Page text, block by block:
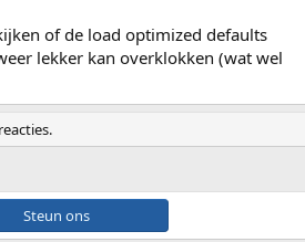
of de load optimized defaults
lekker kan overklokken (wat wel
ons